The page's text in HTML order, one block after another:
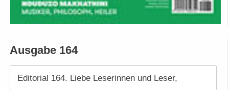
Ausgabe 164
Editorial 164. Liebe Leserinnen und Leser,